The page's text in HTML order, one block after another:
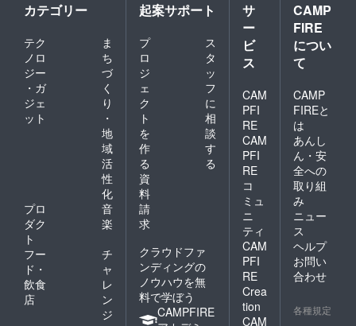
カテゴリー
テク
ノロ
ジー
・ガ
ジェ
ット
ま
ち
づ
く
り
・
地
域
活
性
化
プロ
ダク
ト
音
楽
フー
ド・
飲食
店
チ
ャ
レ
ン
ジ
起案サポート
プ
ロ
ジ
ェ
ク
ト
を
作
る
ス
タ
ッ
フ
に
相
談
す
る
資
料
請
求
クラウドファ
ンディングの
ノウハウを無
料で学ぼう
CAMPFIRE
サ
ー
ビ
ス
CAM
PFI
RE
CAM
PFI
RE
コ
ミュ
ニ
ティ
CAM
PFI
RE
Crea
tion
CAM
CAMP
FIRE
につい
て
CAMP
FIREと
は
あんし
ん・安
全への
取り組
み
ニュー
ス
ヘルプ
お問い
合わせ
各種規定